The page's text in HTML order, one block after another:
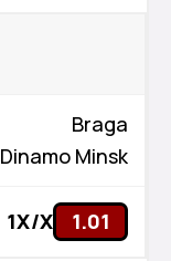
Braga
Dinamo Minsk
1X/X 1.01